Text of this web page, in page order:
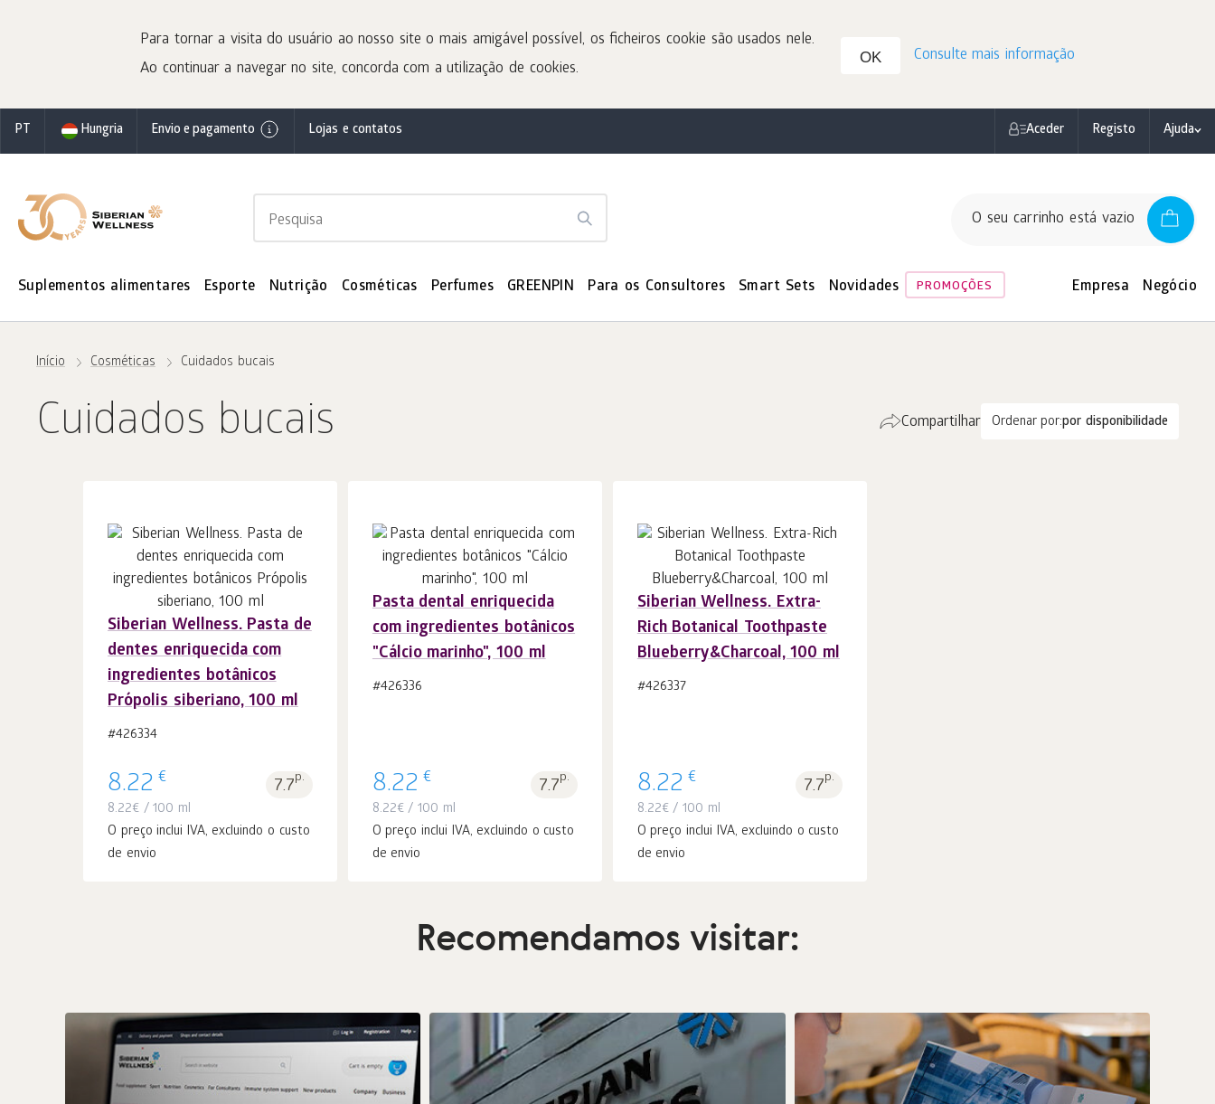
Para tornar a visita do usuário ao nosso site o mais amigável possível, os ficheiros cookie são usados nele.
Ao continuar a navegar no site, concorda com a utilização de cookies.
OK Consulte mais informação
PT Hungria Envio e pagamento Lojas e contatos Aceder Registo Ajuda
O seu carrinho está vazio
Suplementos alimentares Esporte Nutrição Cosméticas Perfumes GREENPIN Para os Consultores Smart Sets Novidades PROMOÇÕES Empresa Negócio
Início Cosméticas Cuidados bucais
Cuidados bucais Ordenar por:por disponibilidade
Compartilhar
Siberian Wellness. Pasta de
dentes enriquecida com
ingredientes botânicos
Própolis siberiano, 100 ml
#426334
8.22 € 7.7p.
8.22€ / 100 ml
O preço inclui IVA, excluindo o custo
de envio
Ao carrinho
1
peças
Pasta dental enriquecida
com ingredientes botânicos
"Cálcio marinho", 100 ml
#426336
8.22 € 7.7p.
8.22€/ 100 ml
O preço inclui IVA, excluindo o custo
de envio
Ao carrinho
1
peças
Siberian Wellness. Extra-
Rich Botanical Toothpaste
Blueberry&Charcoal, 100 ml
#426337
8.22 € 7.7p.
8.22€/ 100 ml
O preço inclui IVA, excluindo o custo
de envio
Ao carrinho
1
peças
Recomendamos visitar: